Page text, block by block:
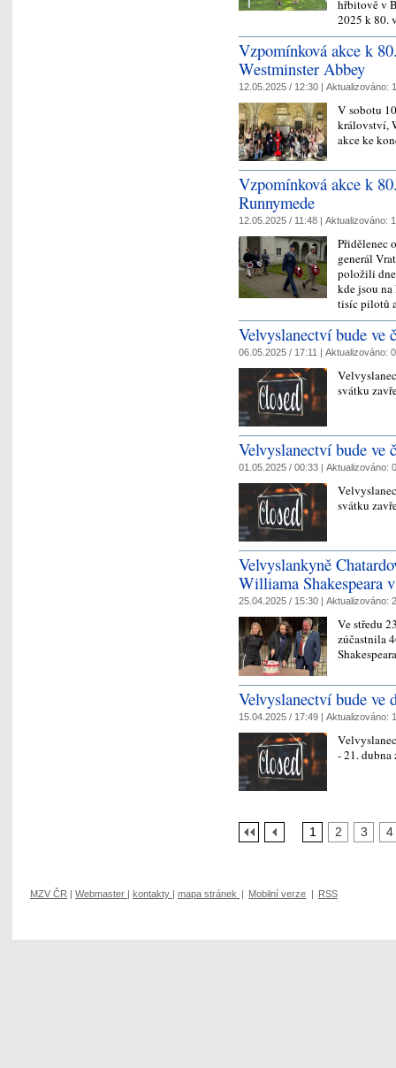
hřbitově v
2025 k 80.
Vzpomínková akce k
Westminster Abbey
12.05.2025 / 12:30 | Aktualizováno:
V sobotu
království,
akce ke
Vzpomínková akce k
Runnymede
12.05.2025 / 11:48 | Aktualizováno:
Přidělenec
generál
položili
kde jsou na
tisíc pilotů
Velvyslanectví bude ve
06.05.2025 / 17:11 | Aktualizováno:
svátku
Velvyslanectví bude ve
01.05.2025 / 00:33 | Aktualizováno:
svátku
Velvyslankyně
Williama Shakespeara
25.04.2025 / 15:30 | Aktualizováno:
Ve středu
zúčastnila
Velvyslanectví bude ve
15.04.2025 / 17:49 | Aktualizováno:
- 21.
1 2 3 4
MZV ČR | Webmaster | kontakty | mapa stránek | Mobilní verze | RSS